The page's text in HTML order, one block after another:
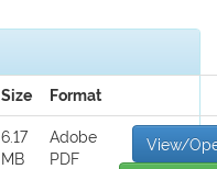
Size Format
6.17
MB
Adobe
PDF
View/